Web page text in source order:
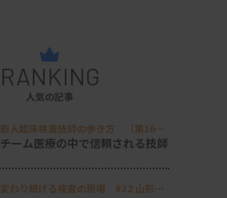
RANKING
人気の記事
新人臨床検査技師の歩き方 ［第16
回］
チーム医療の中で信頼される技師
変わり続ける検査の現場 #32 山形済